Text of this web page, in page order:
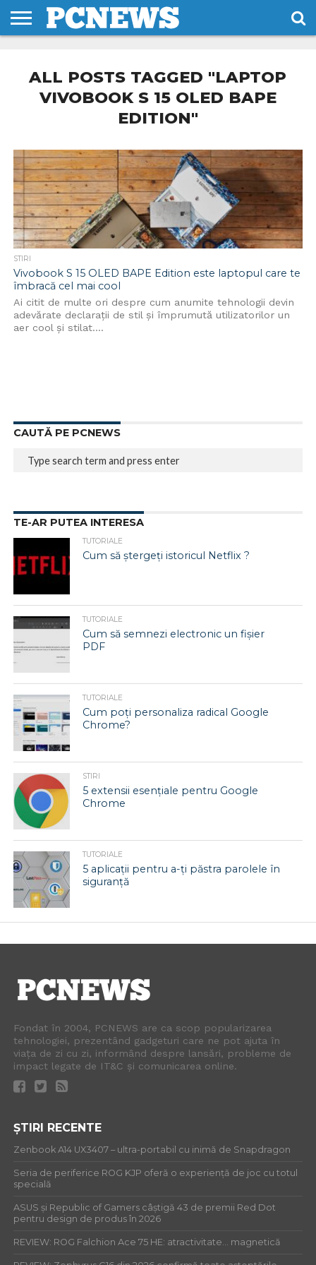
NOI
SI
CONDITII
ALL POSTS TAGGED "LAPTOP
VIVOBOOK S 15 OLED BAPE
EDITION"
STIRI
Vivobook S 15 OLED BAPE Edition este laptopul care te
îmbracă cel mai cool
Ai citit de multe ori despre cum anumite tehnologii devin
adevărate declarații de stil și împrumută utilizatorilor un
aer cool și stilat....
CAUTĂ PE PCNEWS
TE-AR PUTEA INTERESA
TUTORIALE
Cum să ștergeți istoricul Netflix ?
TUTORIALE
Cum să semnezi electronic un fișier
PDF
TUTORIALE
Cum poți personaliza radical Google
Chrome?
STIRI
5 extensii esențiale pentru Google
Chrome
TUTORIALE
5 aplicații pentru a-ți păstra parolele în
siguranță
Fondat în 2004, PCNEWS are ca scop popularizarea
tehnologiei, prezentând gadgeturi care ne pot ajuta în
viața de zi cu zi, informând despre lansări, probleme de
impact legate de IT&C și comunicarea online.
ȘTIRI RECENTE
Zenbook A14 UX3407 – ultra-portabil cu inimă de Snapdragon
Seria de periferice ROG KJP oferă o experiență de joc cu totul
specială
ASUS și Republic of Gamers câștigă 43 de premii Red Dot
pentru design de produs în 2026
REVIEW: ROG Falchion Ace 75 HE: atractivitate… magnetică